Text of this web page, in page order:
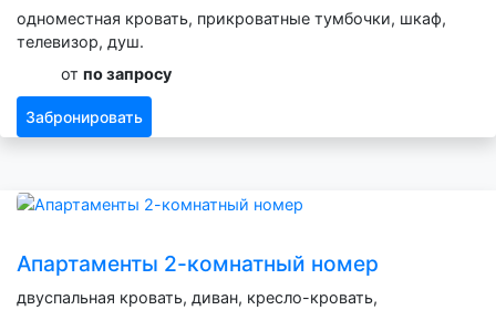
одноместная кровать, прикроватные тумбочки, шкаф,
телевизор, душ.
от по запросу
Забронировать
Апартаменты 2-комнатный номер
двуспальная кровать, диван, кресло-кровать,